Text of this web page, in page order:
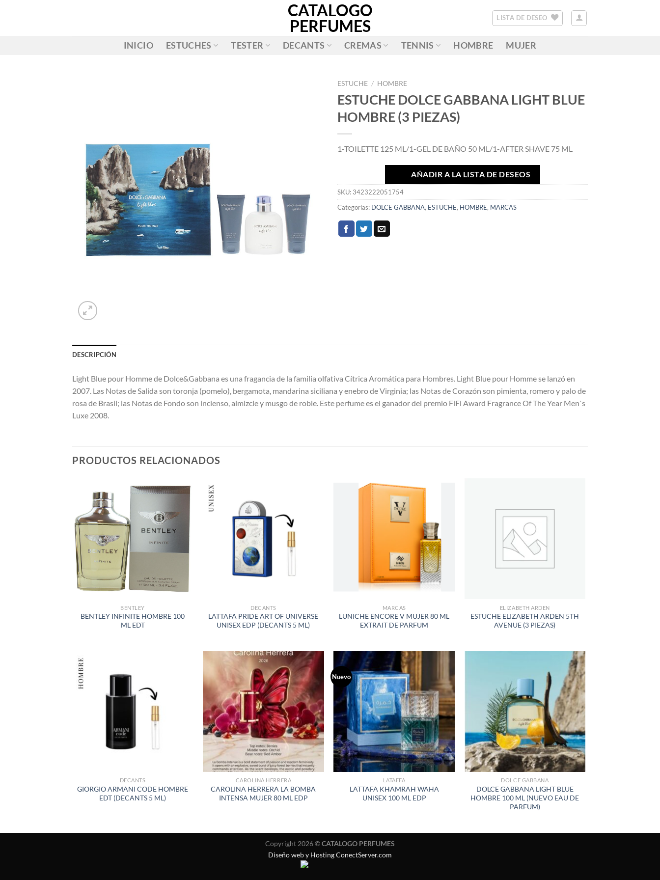
CATALOGO
PERFUMES
LISTA DE DESEO
INICIO ESTUCHES TESTER DECANTS CREMAS TENNIS HOMBRE MUJER
ESTUCHE / HOMBRE
ESTUCHE DOLCE GABBANA LIGHT BLUE
HOMBRE (3 PIEZAS)
1-TOILETTE 125 ML/1-GEL DE BAÑO 50 ML/1-AFTER SHAVE 75 ML
AÑADIR A LA LISTA DE DESEOS
SKU: 3423222051754
Categorías: DOLCE GABBANA, ESTUCHE, HOMBRE, MARCAS
DESCRIPCIÓN
Light Blue pour Homme de Dolce&Gabbana es una fragancia de la familia olfativa Cítrica Aromática para Hombres. Light Blue pour Homme se lanzó en
2007. Las Notas de Salida son toronja (pomelo), bergamota, mandarina siciliana y enebro de Virginia; las Notas de Corazón son pimienta, romero y palo de
rosa de Brasil; las Notas de Fondo son incienso, almizcle y musgo de roble. Este perfume es el ganador del premio FiFi Award Fragrance Of The Year Men`s
Luxe 2008.
PRODUCTOS RELACIONADOS
A LA
LISTA
DE
BENTLEY
BENTLEY INFINITE HOMBRE 100
ML EDT
LISTA
DE
DESEOS
DECANTS
LATTAFA PRIDE ART OF UNIVERSE
UNISEX EDP (DECANTS 5 ML)
AÑADIR
LISTA
DE
DESEOS
MARCAS
LUNICHE ENCORE V MUJER 80 ML
EXTRAIT DE PARFUM
ELIZABETH ARDEN
ESTUCHE ELIZABETH ARDEN 5TH
AVENUE (3 PIEZAS)
DECANTS
GIORGIO ARMANI CODE HOMBRE
EDT (DECANTS 5 ML)
AÑADIR
A LA
LISTA
DE
DESEOS
CAROLINA HERRERA
CAROLINA HERRERA LA BOMBA
INTENSA MUJER 80 ML EDP
Nuevo
AÑADIR
A LA
LISTA
DE
DESEOS
LATAFFA
LATTAFA KHAMRAH WAHA
UNISEX 100 ML EDP
AÑADIR
A LA
LISTA
DE
DESEOS
DOLCE GABBANA
DOLCE GABBANA LIGHT BLUE
HOMBRE 100 ML (NUEVO EAU DE
PARFUM)
Copyright 2026 ©CATALOGO PERFUMES
Diseño web y Hosting ConectServer.com